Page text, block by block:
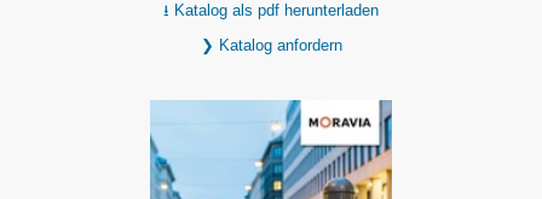
⭳ Katalog als pdf herunterladen
❯ Katalog anfordern